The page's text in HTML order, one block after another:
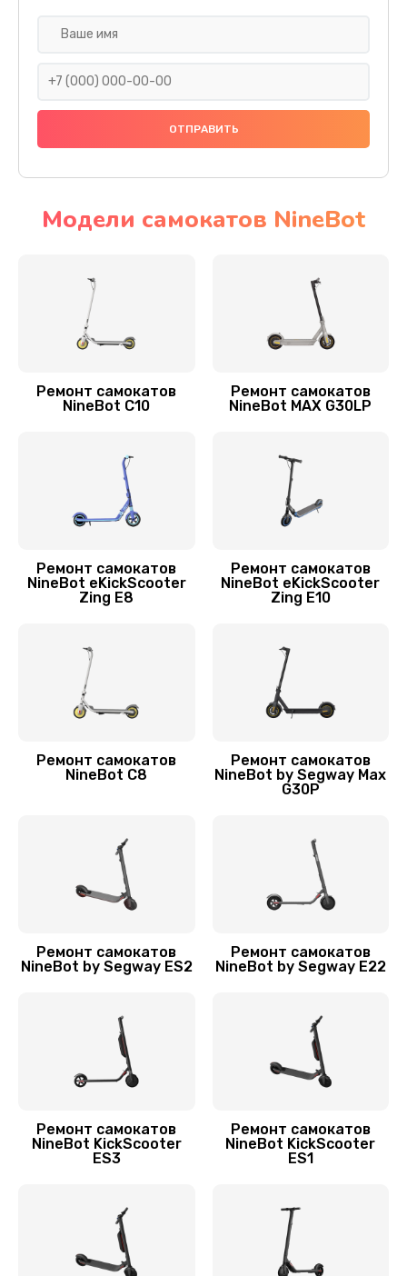
Восстановление после попадания влаги
Замена датчика холла
Замена амортизаторов
Заказать
Замена подшипников
Устранение люфта
900 руб.
Замена камеры
Апгрейд самоката NineBot
Замена подсветки
Заказать
Модели самокатов NineBot
Ремонт самокатов
NineBot С10
Ремонт самокатов
NineBot MAX G30LP
Ремонт самокатов
NineBot eKickScooter
Zing E8
Ремонт самокатов
NineBot eKickScooter
Zing E10
Ремонт самокатов
NineBot C8
Ремонт самокатов
NineBot by Segway Max
G30P
Ремонт самокатов
NineBot by Segway ES2
Ремонт самокатов
NineBot by Segway E22
Ремонт самокатов
NineBot KickScooter
ES3
Ремонт самокатов
NineBot KickScooter
ES1